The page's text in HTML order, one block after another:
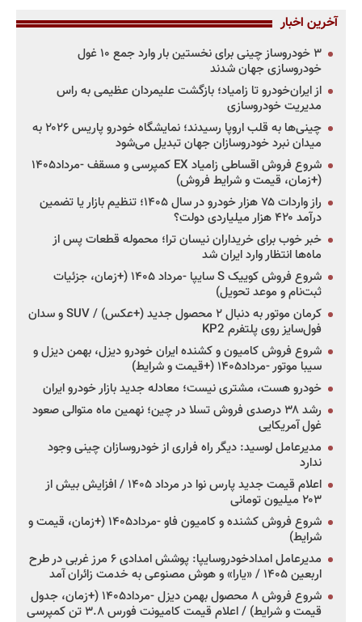
آخرین اخبار
۳ خودروساز چینی برای نخستین بار وارد جمع ۱۰ غول
خودروسازی جهان شدند
از ایران‌خودرو تا زامیاد؛ بازگشت علیمردان عظیمی به راس
مدیریت خودروسازی
چینی‌ها به قلب اروپا رسیدند؛ نمایشگاه خودرو پاریس ۲۰۲۶ به
میدان نبرد خودروسازان جهان تبدیل می‌شود
شروع فروش اقساطی زامیاد EX کمپرسی و مسقف -مرداد۱۴۰۵
(+زمان، قیمت و شرایط فروش)
راز واردات ۷۵ هزار خودرو در سال ۱۴۰۵؛ تنظیم بازار یا تضمین
درآمد ۴۲۰ هزار میلیاردی دولت؟
خبر خوب برای خریداران نیسان ترا؛ محموله قطعات پس از
ماه‌ها انتظار وارد ایران شد
شروع فروش کوییک S سایپا -مرداد ۱۴۰۵ (+زمان، جزئیات
ثبت‌نام و موعد تحویل)
کرمان موتور به دنبال ۲ محصول جدید (+عکس) / SUV و سدان
فول‌سایز روی پلتفرم KP2
شروع فروش کامیون و کشنده ایران خودرو دیزل، بهمن دیزل و
سیبا موتور -مرداد۱۴۰۵ (+قیمت و شرایط)
خودرو هست، مشتری نیست؛ معادله جدید بازار خودرو ایران
رشد ۳۸ درصدی فروش تسلا در چین؛ نهمین ماه متوالی صعود
غول آمریکایی
مدیرعامل لوسید: دیگر راه فراری از خودروسازان چینی وجود
ندارد
اعلام قیمت جدید پارس نوا در مرداد ۱۴۰۵ / افزایش بیش از
۲۰۳ میلیون تومانی
شروع فروش کشنده و کامیون فاو -مرداد۱۴۰۵ (+زمان، قیمت و
شرایط)
مدیرعامل امدادخودروسایپا: پوشش امدادی ۶ مرز غربی در طرح
اربعین ۱۴۰۵ / «یارا» و هوش مصنوعی به خدمت زائران آمد
شروع فروش ۸ محصول بهمن دیزل -مرداد۱۴۰۵ (+زمان، جدول
قیمت و شرایط) / اعلام قیمت کامیونت فورس ۳.۸ تن کمپرسی